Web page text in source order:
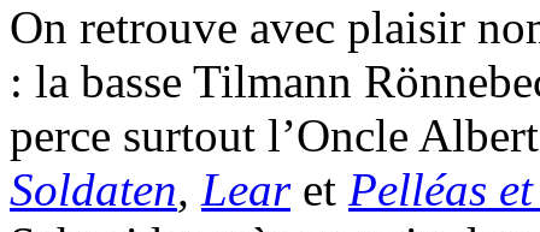
On retrouve avec plaisir
: la basse Tilmann
perce surtout l’Oncle
Soldaten, Learet Pelléas